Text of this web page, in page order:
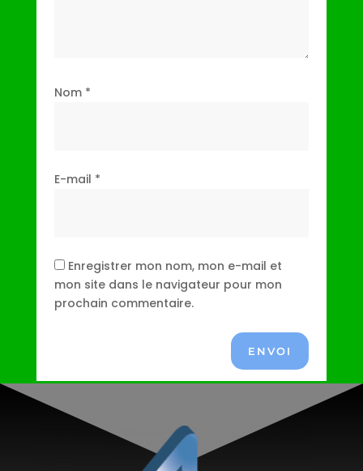
Nom *
E-mail *
Enregistrer mon nom, mon e-mail et
mon site dans le navigateur pour mon
prochain commentaire.
ENVOI